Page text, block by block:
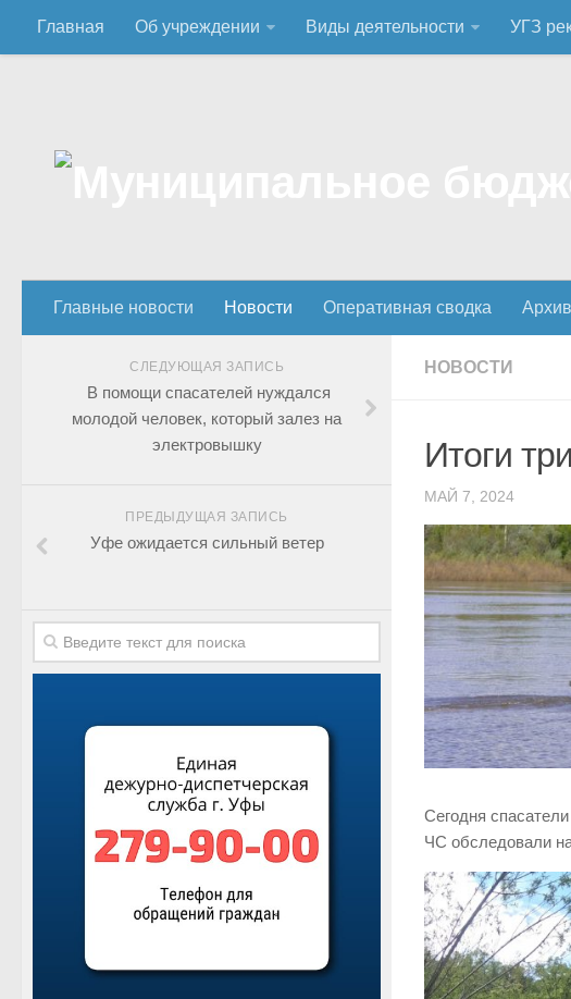
Главная Об учреждении Виды деятельности УГЗ
Главные новости Новости Оперативная сводка Архив
НОВОСТИ
Итоги
МАЙ 7, 2024
Сегодня
ЧС обследовали
СЛЕДУЮЩАЯ ЗАПИСЬ
В помощи спасателей нуждался
молодой человек, который залез на
электровышку
ПРЕДЫДУЩАЯ ЗАПИСЬ
Уфе ожидается сильный ветер